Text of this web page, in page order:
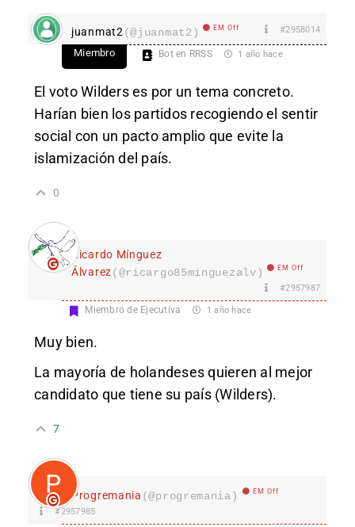
juanmat2 (@juanmat2) EM Off #2958014
Miembro Bot en RRSS 1 año hace
El voto Wilders es por un tema concreto.
Harían bien los partidos recogiendo el sentir
social con un pacto amplio que evite la
islamización del país.
0
Ricardo Mínguez
Álvarez(@ricargo85minguezalv) EM Off
#2957987
Miembro de Ejecutiva 1 año hace
Muy bien.
La mayoría de holandeses quieren al mejor
candidato que tiene su país (Wilders).
7
Progremania (@progremania) EM Off
#2957985